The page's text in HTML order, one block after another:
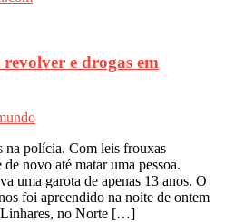
e drogas em
na polícia. Com leis frouxas
novo até matar uma pessoa.
uma garota de apenas 13 anos. O
foi apreendido na noite de ontem
no Norte […]